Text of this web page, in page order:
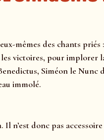
mêmes des chants priés
victoires, pour implorer
Siméon le Nunc
immolé.
n’est donc pas